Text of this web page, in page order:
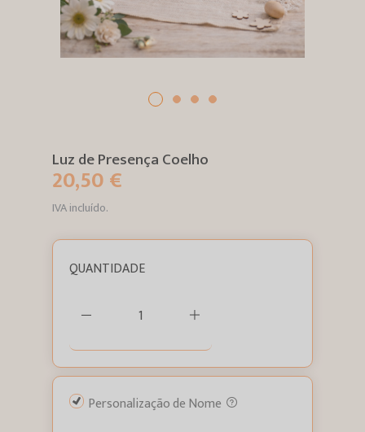
Luz de Presença Coelho
20,50 €
IVA incluído.
QUANTIDADE
Personalização de Nome